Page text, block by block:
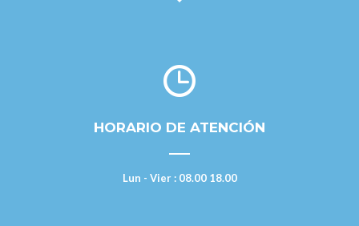
HORARIO DE ATENCIÓN
Lun - Vier : 08.00 18.00